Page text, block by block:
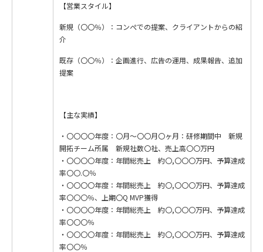
【営業スタイル】
新規（〇〇％）：コンぺでの提案、クライアントからの紹
介
既存（〇〇％）：企画進行、広告の運用、成果報告、追加
提案
【主な実績】
・〇〇〇〇年度：〇月～〇〇月〇ヶ月：研修期間中 新規
開拓チーム所属 新規社数〇社、売上高〇〇万円
・〇〇〇〇年度：年間総売上 約〇,〇〇〇万円、予算達成
率〇〇.〇％
・〇〇〇〇年度：年間総売上 約〇,〇〇〇万円、予算達成
率〇〇〇％、上期〇Q MVP獲得
・〇〇〇〇年度：年間総売上 約〇,〇〇〇万円、予算達成
率〇〇〇％
・〇〇〇〇年度：年間総売上 約〇,〇〇〇万円、予算達成
率〇〇％